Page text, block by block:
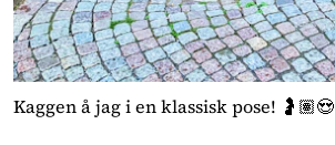
Kaggen å jag i en klassisk pose! 🤰🏽😍